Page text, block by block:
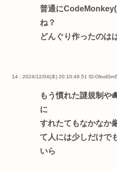
普通に
ね？
どんぐり作ったのは
14 : 2024/12/04(水) 20:10:49.51
もう慣れた謎規制や
に
すれたてもなかなか
て人には少しだけで
いら